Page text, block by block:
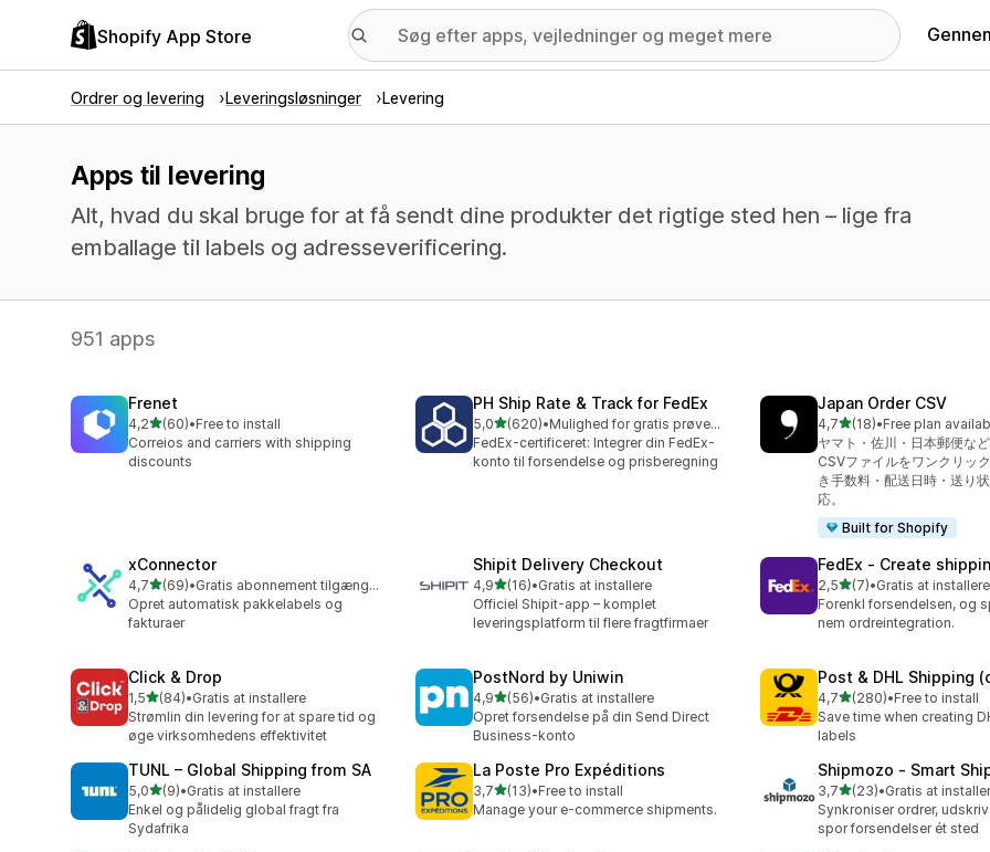
Shopify App Store
Ordrer og levering Leveringsløsninger Levering
Apps til levering
Alt, hvad du skal bruge for at få sendt dine produkter det rigtige sted hen – lige fra
emballage til labels og adresseverificering.
951 apps
Frenet
4,2ud af 5 stjerner
(60)
60 anmeldelser i alt
•Free to install
Correios and carriers with shipping
discounts
PH Ship Rate & Track for FedEx
5,0ud af 5 stjerner
(620)
620 anmeldelser i alt
•
Mulighed for gratis prøveperiode
FedEx-certificeret: Integrer din FedEx-
konto til forsendelse og prisberegning
Japan Order CSV
4,7ud af 5 stjerner
(18)
18 anmeldelser i alt
•Free plan
ヤマト・佐川・日本郵便な
CSVファイルをワンクリッ
き手数料・配送日時・送り
応。
Built for Shopify
xConnector
4,7ud af 5 stjerner
(69)
69 anmeldelser i alt
•
Gratis abonnement tilgængeligt
Opret automatisk pakkelabels og
fakturaer
Shipit Delivery Checkout
4,9ud af 5 stjerner
(16)
16 anmeldelser i alt
•Gratis at installere
Officiel Shipit-app – komplet
leveringsplatform til flere fragtfirmaer
FedEx ‑ Create
2,5ud af 5 stjerner
(7)
7 anmeldelser i alt
•Gratis at installere
Forenkl forsendelsen, og
nem ordreintegration.
Click & Drop
1,5ud af 5 stjerner
(84)
84 anmeldelser i alt
•Gratis at installere
Strømlin din levering for at spare tid og
øge virksomhedens effektivitet
PostNord by Uniwin
4,9ud af 5 stjerner
(56)
56 anmeldelser i alt
•Gratis at installere
Opret forsendelse på din Send Direct
Business-konto
Post & DHL Shipping
4,7ud af 5 stjerner
(280)
280 anmeldelser i alt
•Free to install
Save time when creating
labels
TUNL – Global Shipping from SA
5,0ud af 5 stjerner
(9)
9 anmeldelser i alt
•Gratis at installere
Enkel og pålidelig global fragt fra
Sydafrika
La Poste Pro Expéditions
3,7ud af 5 stjerner
(13)
13 anmeldelser i alt
•Free to install
Manage your e-commerce shipments.
Shipmozo ‑ Smart
3,7ud af 5 stjerner
(23)
23 anmeldelser i alt
•Gratis at
Synkroniser ordrer,
spor forsendelser ét sted